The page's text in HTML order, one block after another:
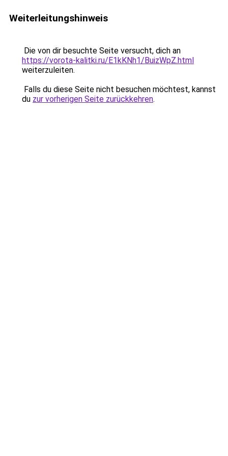
Weiterleitungshinweis
Die von dir besuchte Seite versucht, dich an
https://vorota-kalitki.ru/E1kKNh1/BuizWpZ.html
weiterzuleiten.
Falls du diese Seite nicht besuchen möchtest, kannst
du zur vorherigen Seite zurückkehren.